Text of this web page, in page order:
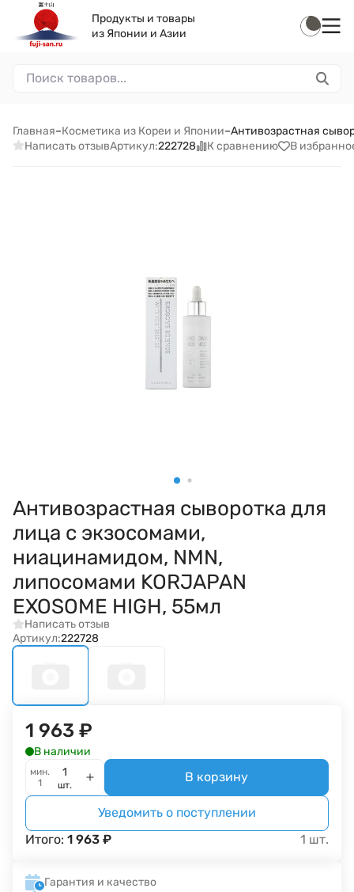
Продукты и товары
из Японии и Азии
Главная–Косметика из Кореи и Японии–Антивозрастная
Написать отзывАртикул:222728 К сравнению В
Антивозрастная сыворотка для
лица с экзосомами,
ниацинамидом, NMN,
липосомами KORJAPAN
EXOSOME HIGH, 55мл
Написать отзыв
Артикул:222728
1 963 ₽
В наличии
мин.
1
шт.
В корзину
Уведомить о поступлении
Итого: 1 963 ₽ 1 шт.
Гарантия и качество